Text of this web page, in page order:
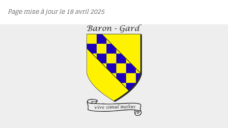
Page mise à jour le 18 avril 2025